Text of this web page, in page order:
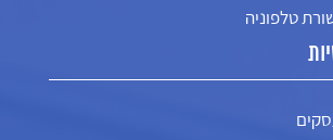
טלפוניה